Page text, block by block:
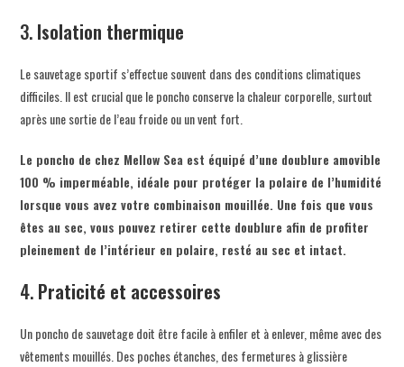
3. Isolation thermique
Le sauvetage sportif s’effectue souvent dans des conditions climatiques
difficiles. Il est crucial que le poncho conserve la chaleur corporelle, surtout
après une sortie de l’eau froide ou un vent fort.
Le poncho de chez Mellow Sea est équipé d’une doublure amovible
100 % imperméable, idéale pour protéger la polaire de l’humidité
lorsque vous avez votre combinaison mouillée. Une fois que vous
êtes au sec, vous pouvez retirer cette doublure afin de profiter
pleinement de l’intérieur en polaire, resté au sec et intact.
4. Praticité et accessoires
Un poncho de sauvetage doit être facile à enfiler et à enlever, même avec des
vêtements mouillés. Des poches étanches, des fermetures à glissière